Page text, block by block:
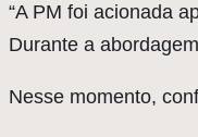
“A PM foi acionada
Durante a
Nesse momento,